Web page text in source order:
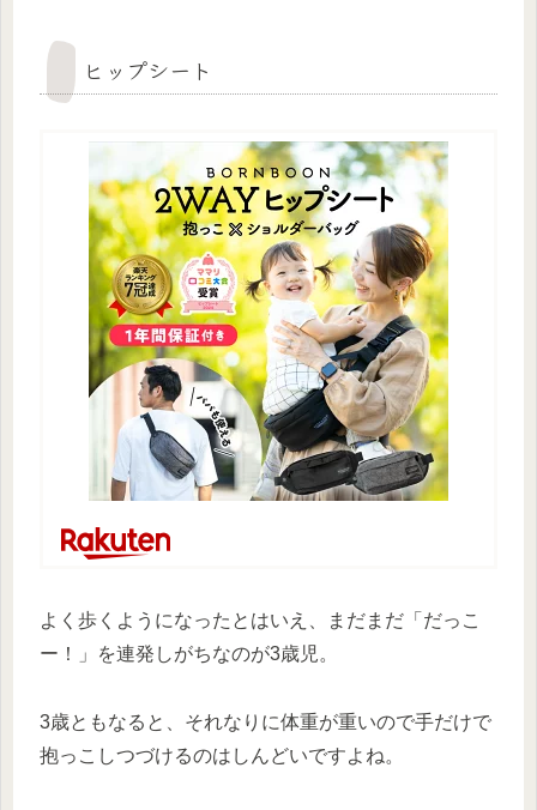
ヒップシート
よく歩くようになったとはいえ、まだまだ「だっこ
ー！」を連発しがちなのが3歳児。
3歳ともなると、それなりに体重が重いので手だけで
抱っこしつづけるのはしんどいですよね。